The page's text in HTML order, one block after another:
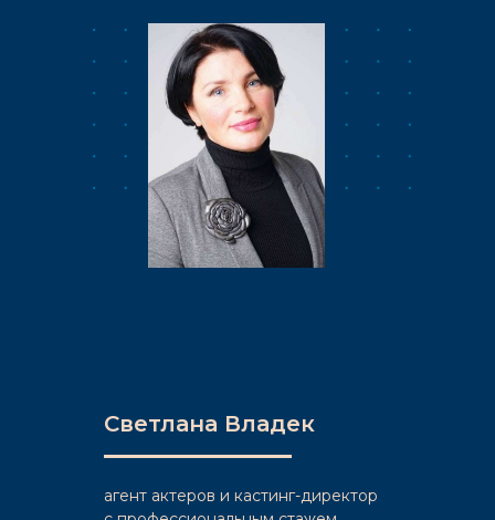
Светлана Владек
агент актеров и кастинг-директор